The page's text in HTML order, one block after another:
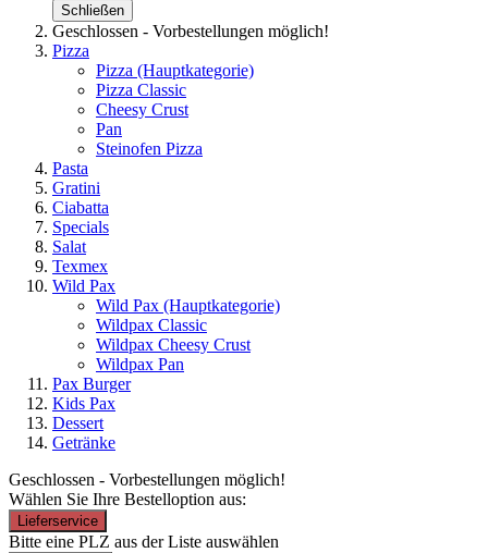
Schließen
Geschlossen - Vorbestellungen möglich!
Pizza
Pizza (Hauptkategorie)
Pizza Classic
Cheesy Crust
Pan
Steinofen Pizza
Pasta
Gratini
Ciabatta
Specials
Salat
Texmex
Wild Pax
Wild Pax (Hauptkategorie)
Wildpax Classic
Wildpax Cheesy Crust
Wildpax Pan
Pax Burger
Kids Pax
Dessert
Getränke
Geschlossen - Vorbestellungen möglich!
Wählen Sie Ihre Bestelloption aus:
Lieferservice
Bitte eine PLZ aus der Liste auswählen